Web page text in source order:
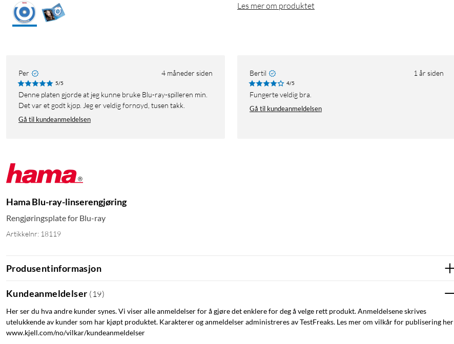
Les mer om produktet
Per 4 måneder siden
5/5
Denne platen gjorde at jeg kunne bruke Blu-ray-spilleren min.
Det var et godt kjøp. Jeg er veldig fornøyd, tusen takk.
Gå til kundeanmeldelsen
Bertil 1 år siden
4/5
Fungerte veldig bra.
Gå til kundeanmeldelsen
Hama Blu-ray-linserengjøring
Rengjøringsplate for Blu-ray
Artikkelnr: 18119
Produsentinformasjon
Kundeanmeldelser ( 19)
Her ser du hva andre kunder synes. Vi viser alle anmeldelser for å gjøre det enklere for deg å velge rett produkt. Anmeldelsene skrives
utelukkende av kunder som har kjøpt produktet. Karakterer og anmeldelser administreres av TestFreaks. Les mer om vilkår for publisering her
www.kjell.com/no/vilkar/kundeanmeldelser